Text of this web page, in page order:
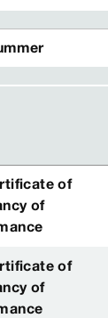
of
of
of
of